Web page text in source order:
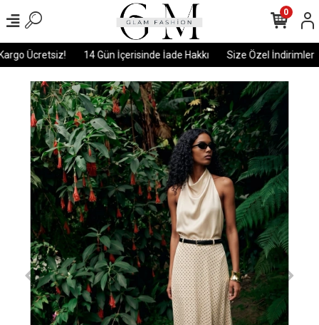
Ücretsiz! 14 Gün İçerisinde İade Hakkı Size Özel İndirimler
0